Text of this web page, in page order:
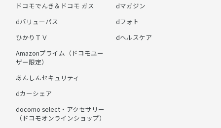
ドコモでんき＆ドコモ ガス
dバリューパス
ひかりＴＶ
Amazonプライム（ドコモユー
ザー限定）
あんしんセキュリティ
dカーシェア
docomo select・アクセサリー
（ドコモオンラインショップ）
dマガジン
dフォト
dヘルスケア